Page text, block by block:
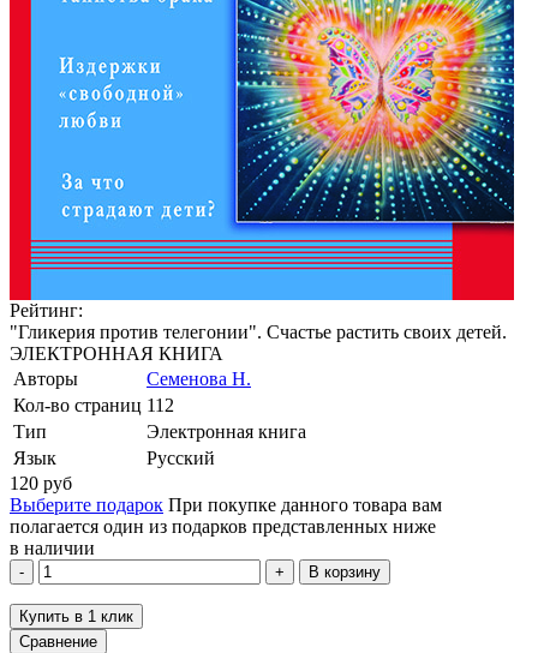
Рейтинг:
"Гликерия против телегонии". Счастье растить своих детей.
ЭЛЕКТРОННАЯ КНИГА
Авторы
Семенова Н.
Кол-во страниц 112
Тип
Электронная книга
Язык
Русский
120 руб
Выберите подарок При покупке данного товара вам
полагается один из подарков представленных ниже
в наличии
В корзину
Купить в 1 клик
Сравнение